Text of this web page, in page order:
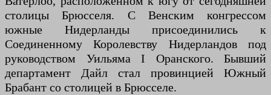
столицы Брюсселя. С Венским конгрессом
южные Нидерланды присоединились к
Соединенному Королевству Нидерландов под
руководством Уильяма I Оранского. Бывший
департамент Дайл стал провинцией Южный
Брабант со столицей в Брюсселе.